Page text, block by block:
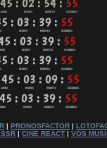
| PRONOSFACTOR |
| CINÉ REACT | VOS